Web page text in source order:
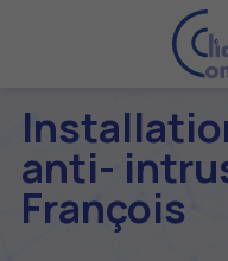
anti-
François